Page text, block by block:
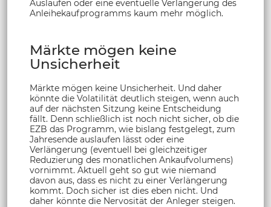
Auslaufen oder eine eventuelle Verlängerung des
Anleihekaufprogramms kaum mehr möglich.
Märkte mögen keine
Unsicherheit
Märkte mögen keine Unsicherheit. Und daher
könnte die Volatilität deutlich steigen, wenn auch
auf der nächsten Sitzung keine Entscheidung
fällt. Denn schließlich ist noch nicht sicher, ob die
EZB das Programm, wie bislang festgelegt, zum
Jahresende auslaufen lässt oder eine
Verlängerung (eventuell bei gleichzeitiger
Reduzierung des monatlichen Ankaufvolumens)
vornimmt. Aktuell geht so gut wie niemand
davon aus, dass es nicht zu einer Verlängerung
kommt. Doch sicher ist dies eben nicht. Und
daher könnte die Nervosität der Anleger steigen.